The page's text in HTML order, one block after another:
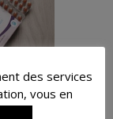
enceinte
des services
vous en